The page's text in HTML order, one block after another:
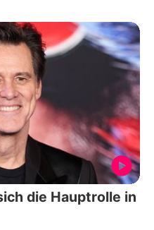
die Hauptrolle in